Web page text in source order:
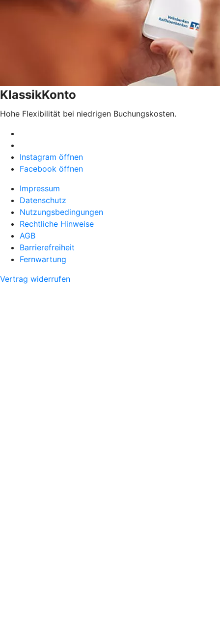
KlassikKonto
Hohe Flexibilität bei niedrigen Buchungskosten.
Instagram öffnen
Facebook öffnen
Impressum
Datenschutz
Nutzungsbedingungen
Rechtliche Hinweise
AGB
Barrierefreiheit
Fernwartung
Vertrag widerrufen